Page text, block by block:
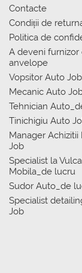
Contacte
Condiții de
Politica de
A deveni furnizor
anvelope
Vopsitor Auto Job
Mecanic Auto
Tehnician
Tinichigiu Auto
Manager Achizitii
Job
Specialist la
Mobila_de lucru
Sudor Auto_de
Specialist
Job